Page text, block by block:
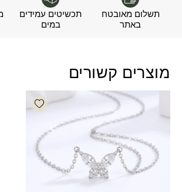
תשלום מאובטח
באתר
תכשיטים עמידים
במים
מוצרים קשורים
Add wishlist